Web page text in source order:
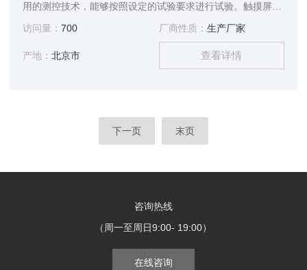
用的测控技术，能够按照设定的试验要求进行试验。触摸屏操
控，试验界面简洁，操控简单，精度准确，是中国测定慢回弹
访问量：700 厂商性质： 生产厂家
产地：北京市 查看详情
下一页 末页
咨询热线
（周一至周日9:00- 19:00）
在线咨询